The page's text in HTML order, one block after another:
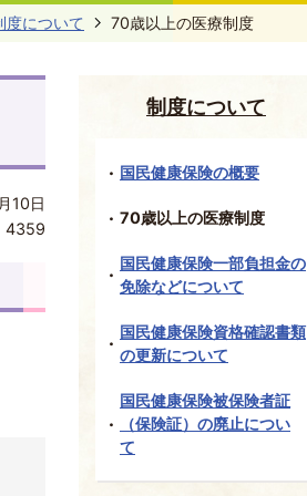
度について 70歳以上の医療制度
10日
4359
制度について
国民健康保険の概要
70歳以上の医療制度
国民健康保険一部負担金の
免除などについて
国民健康保険資格確認書類
の更新について
国民健康保険被保険者証
（保険証）の廃止につい
て